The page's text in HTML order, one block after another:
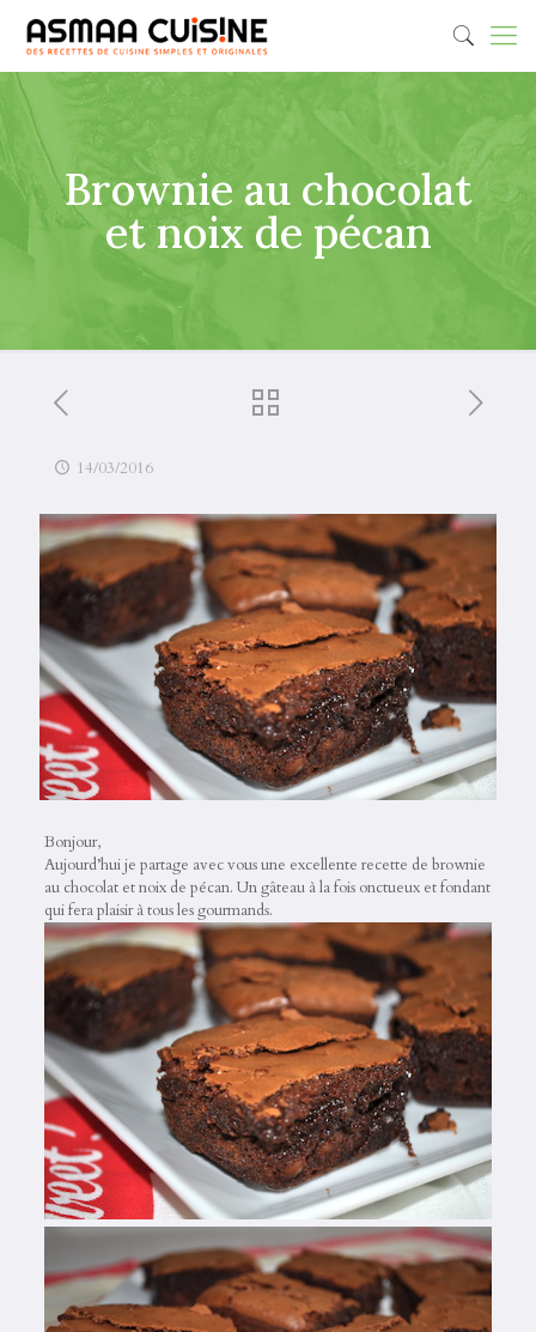
Brownie au chocolat
et noix de pécan
14/03/2016
Bonjour,
Aujourd’hui je partage avec vous une excellente recette de brownie
au chocolat et noix de pécan. Un gâteau à la fois onctueux et fondant
qui fera plaisir à tous les gourmands.